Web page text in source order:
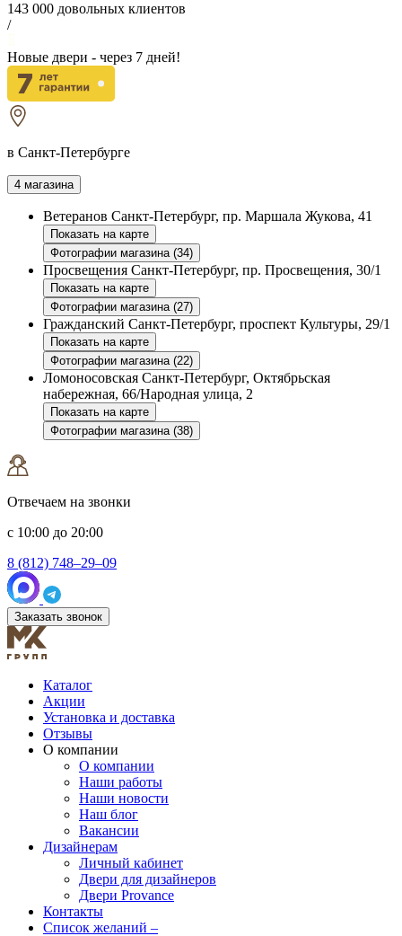
143 000 довольных клиентов
/
Новые двери - через 7 дней!
в Санкт-Петербурге
4 магазина
Ветеранов Санкт-Петербург, пр. Маршала Жукова, 41
Показать на карте
Фотографии магазина (34)
Просвещения Санкт-Петербург, пр. Просвещения, 30/1
Показать на карте
Фотографии магазина (27)
Гражданский Санкт-Петербург, проспект Культуры, 29/1
Показать на карте
Фотографии магазина (22)
Ломоносовская Санкт-Петербург, Октябрьская
набережная, 66/Народная улица, 2
Показать на карте
Фотографии магазина (38)
Отвечаем на звонки
с 10:00 до 20:00
8 (812) 748–29–09
Заказать звонок
Каталог
Акции
Установка и доставка
Отзывы
О компании
О компании
Наши работы
Наши новости
Наш блог
Вакансии
Дизайнерам
Личный кабинет
Двери для дизайнеров
Двери Provance
Контакты
Список желаний –